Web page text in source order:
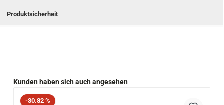
Produktsicherheit
Produktgalerie überspringen
Kunden haben sich auch angesehen
Rabatt
-30.82 %